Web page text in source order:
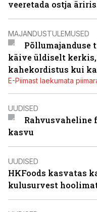
veeretada ostja
MAJANDUSTULEMUSED
Põllumajanduse
käive üldiselt
kahekordistus kui
E-Piimast laekumata
UUDISED
Rahvusvaheline
kasvu
UUDISED
HKFoods kasvatas
kulusurvest